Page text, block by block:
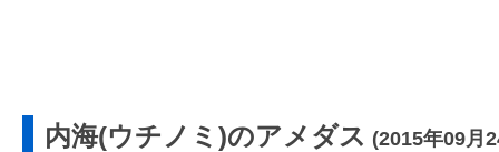
内海(ウチノミ)のアメダス (2015年09月